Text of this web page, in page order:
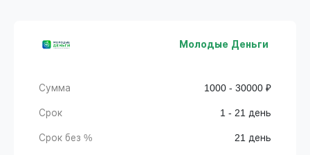
Молодые Деньги
Сумма 1000 - 30000 ₽
Срок 1 - 21 день
Срок без % 21 день